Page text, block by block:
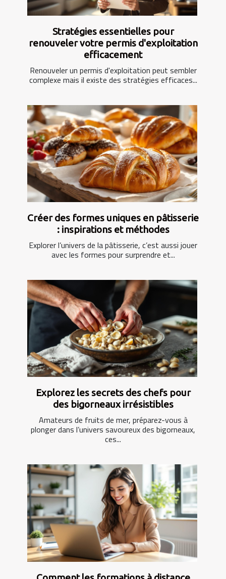
Stratégies essentielles pour
renouveler votre permis d'exploitation
efficacement
Renouveler un permis d'exploitation peut sembler
complexe mais il existe des stratégies efficaces...
Créer des formes uniques en pâtisserie
: inspirations et méthodes
Explorer l’univers de la pâtisserie, c’est aussi jouer
avec les formes pour surprendre et...
Explorez les secrets des chefs pour
des bigorneaux irrésistibles
Amateurs de fruits de mer, préparez-vous à
plonger dans l’univers savoureux des bigorneaux,
ces...